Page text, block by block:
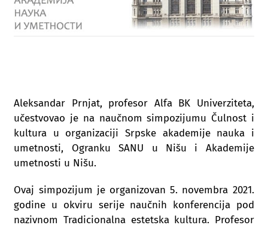
Aleksandar Prnjat, profesor Alfa BK Univerziteta,
učestvovao je na naučnom simpozijumu Čulnost i
kultura u organizaciji Srpske akademije nauka i
umetnosti, Ogranku SANU u Nišu i Akademije
umetnosti u Nišu.
Ovaj simpozijum je organizovan 5. novembra 2021.
godine u okviru serije naučnih konferencija pod
nazivnom Tradicionalna estetska kultura. Profesor